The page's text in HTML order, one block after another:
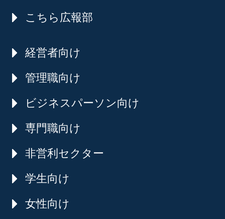
こちら広報部
経営者向け
管理職向け
ビジネスパーソン向け
専門職向け
非営利セクター
学生向け
女性向け